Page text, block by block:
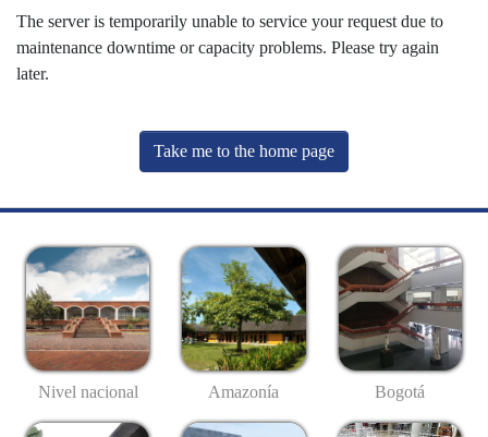
The server is temporarily unable to service your request due to
maintenance downtime or capacity problems. Please try again
later.
Take me to the home page
Nivel nacional Amazonía Bogotá